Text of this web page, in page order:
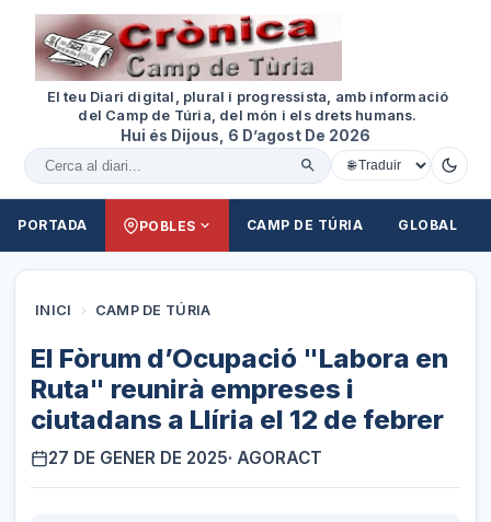
El teu Diari digital, plural i progressista, amb informació
del Camp de Túria, del món i els drets humans.
Hui és Dijous, 6 D’agost De 2026
Cercar al diari
PORTADA POBLES CAMP DE TÚRIA GLOBAL
INICI › CAMP DE TÚRIA
El Fòrum d’Ocupació "Labora en
Ruta" reunirà empreses i
ciutadans a Llíria el 12 de febrer
27 DE GENER DE 2025· AGORACT